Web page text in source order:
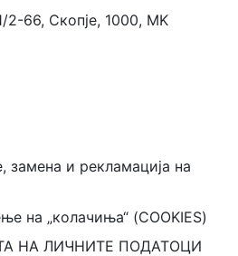
2-66, Скопје, 1000, MK
замена и рекламација на
на „колачиња“ (COOKIES)
НА ЛИЧНИТЕ ПОДАТОЦИ